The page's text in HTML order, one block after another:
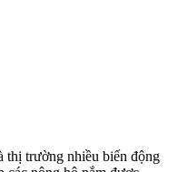
thị trường nhiều biến động